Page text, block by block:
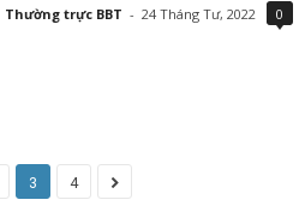
Thường trực BBT - 24 Tháng Tư, 2022 0
3 4